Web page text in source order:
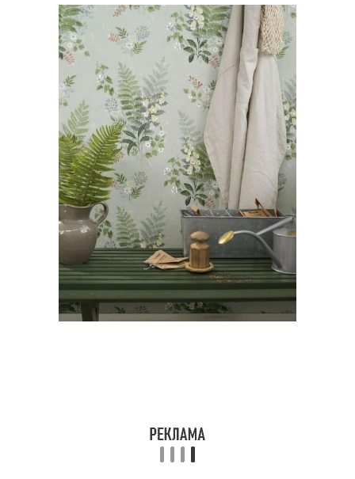
Студия в стиле Комнатная квартира
Квартира в кантри Трендовые стили
Стили в дизайне
Двухкомнатная
квартира
Дом в стиле
Средиземноморский
стиль